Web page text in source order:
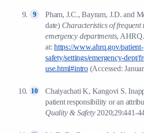
Pham, J.C., Bayram, J.D. and
date) Characteristics of frequent
emergency departments,
at:https://www.ahrq.gov/patient-
safety/settings/emergency-dept/
use.html#intro(Accessed:
Chaiyachati K, Kangovi S.
patient responsibility or an
Quality & Safety2020;29:441-